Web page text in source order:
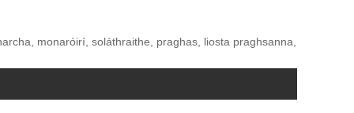
monaróirí, soláthraithe, praghas, liosta praghsanna,